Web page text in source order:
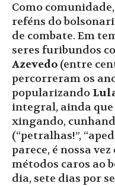
Como
reféns do
de combate. Em
seres furibundos
Azevedo (entre
percorreram os
popularizando
integral, ainda
xingando,
(“petralhas!”,
parece, é nossa
métodos caros ao
dia, sete dias por